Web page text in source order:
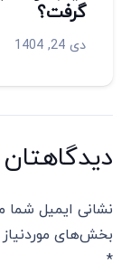
گرفت؟
دی 24, 1404
نشانی ایمیل شما
بخش‌های